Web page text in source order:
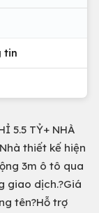
tin
5.5 TỶ+ NHÀ
thiết kế hiện
3m ô tô qua
giao dịch.?Giá
tên?Hỗ trợ